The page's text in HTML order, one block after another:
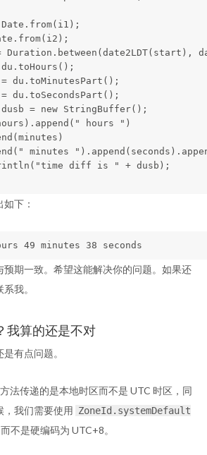
Duration.between(date2LDT(start),
du.toMinutesPart();
du.toSecondsPart();
= new StringBuffer();
hours ")
minutes
diff is " + dusb);
下：
49 minutes 38 seconds
预期一致。希望这能解决你的问题。如果还
我。
我算的还是不对
有点问题。
方法传递的是本地时区而不是 UTC 时区，同
，我们需要使用 ZoneId.systemDefault
不是硬编码为 UTC+8。